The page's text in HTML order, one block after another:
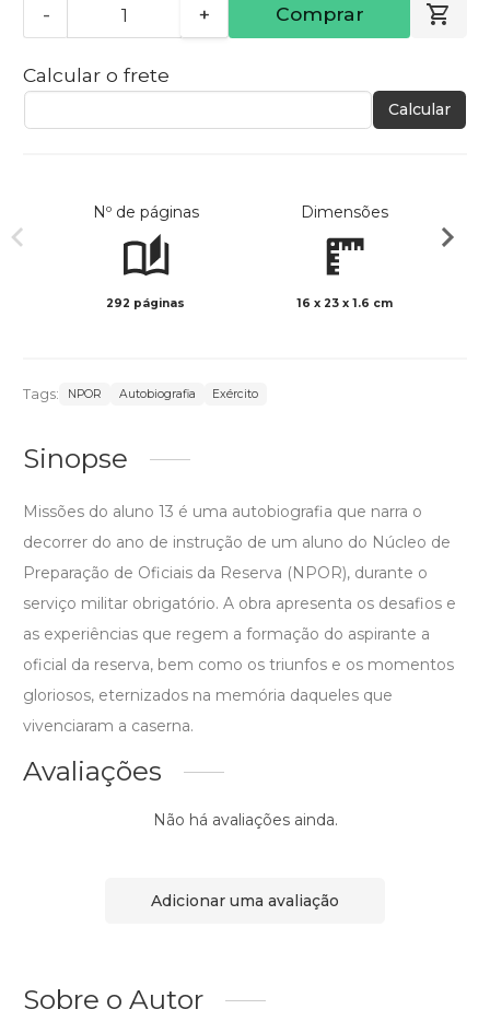
- + Comprar
Calcular o frete
Calcular
Nº de páginas
292 páginas
Dimensões
16 x 23 x 1.6 cm
Tags: NPOR Autobiografia Exército
Sinopse
Missões do aluno 13 é uma autobiografia que narra o
decorrer do ano de instrução de um aluno do Núcleo de
Preparação de Oficiais da Reserva (NPOR), durante o
serviço militar obrigatório. A obra apresenta os desafios e
as experiências que regem a formação do aspirante a
oficial da reserva, bem como os triunfos e os momentos
gloriosos, eternizados na memória daqueles que
vivenciaram a caserna.
Avaliações
Não há avaliações ainda.
Adicionar uma avaliação
Sobre o Autor